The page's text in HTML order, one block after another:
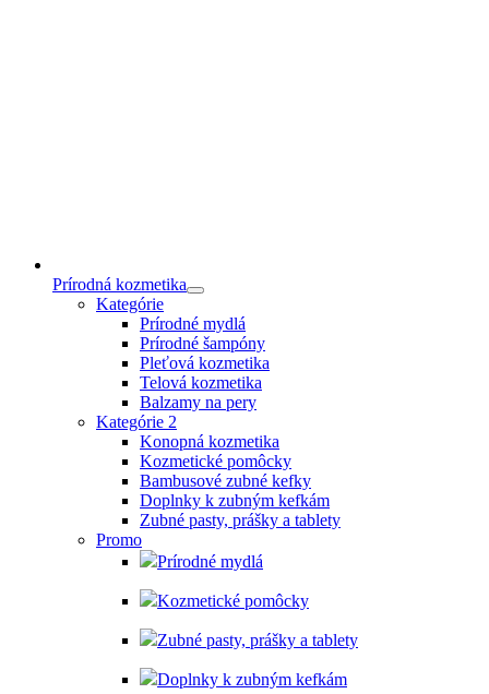
Prírodná kozmetika
Kategórie
Prírodné mydlá
Prírodné šampóny
Pleťová kozmetika
Telová kozmetika
Balzamy na pery
Kategórie 2
Konopná kozmetika
Kozmetické pomôcky
Bambusové zubné kefky
Doplnky k zubným kefkám
Zubné pasty, prášky a tablety
Promo
Prírodné mydlá
Kozmetické pomôcky
Zubné pasty, prášky a tablety
Doplnky k zubným kefkám